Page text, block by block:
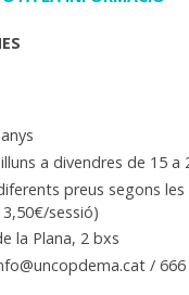
a divendres de 15 a
preus segons les
sessió)
la Plana, 2 bxs
/ 666